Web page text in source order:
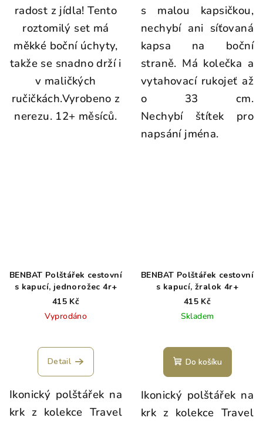
radost z jídla! Tento
roztomilý set má
měkké boční úchyty,
takže se snadno drží i
v maličkých
ručičkách.Vyrobeno z
nerezu. 12+ měsíců.
s malou kapsičkou,
nechybí ani síťovaná
kapsa na boční
straně. Má kolečka a
vytahovací rukojeť až
o 33 cm.
Nechybí štítek pro
napsání jména.
BENBAT Polštářek cestovní
s kapucí, jednorožec 4r+
415 Kč
Vyprodáno
Detail
Ikonický polštářek na
krk z kolekce Travel
BENBAT Polštářek cestovní
s kapucí, žralok 4r+
415 Kč
Skladem
Do košíku
Ikonický polštářek na
krk z kolekce Travel